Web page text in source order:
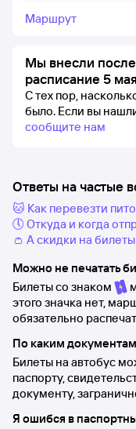
Маршрут
Мы внесли
расписание 5
С тех пор,
было. Если вы
сообщите нам
Ответы на частые
🐱 Как перевезти
🕔 Откуда и когда
👛 А скидки на
Можно не печатать
Билеты со знаком
этого значка нет,
обязательно
По каким
Билеты на автобус
паспорту,
документу,
Я ошибся в